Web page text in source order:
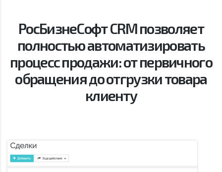
РосБизнеСофт CRM позволяет
полностью автоматизировать
процесс продажи: от первичного
обращения до отгрузки товара
клиенту